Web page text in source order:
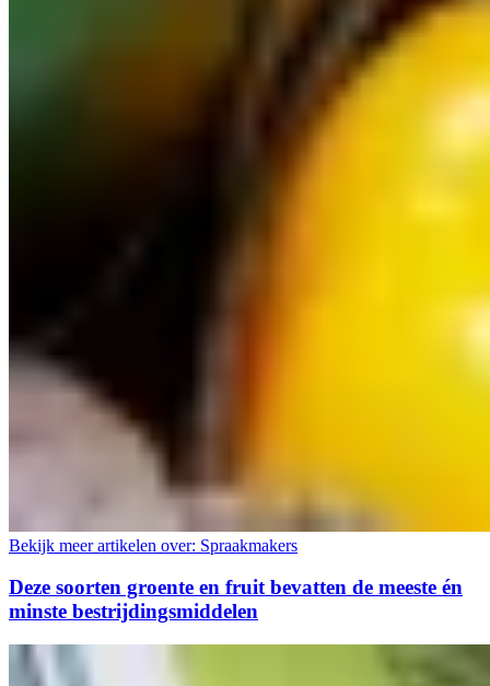
Bekijk meer artikelen over: Spraakmakers
Deze soorten groente en fruit bevatten de meeste én
minste bestrijdingsmiddelen